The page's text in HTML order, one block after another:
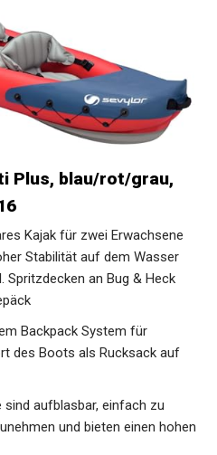
Plus, blau/rot/grau,
Kajak für zwei Erwachsene
Stabilität auf dem Wasser
Spritzdecken an Bug & Heck
Backpack System für
des Boots als Rucksack auf
sind aufblasbar, einfach zu
und bieten einen hohen